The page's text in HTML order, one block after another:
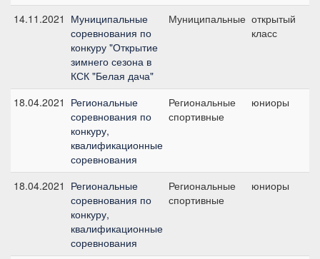
14.11.2021 Муниципальные
соревнования по
конкуру "Открытие
зимнего сезона в
КСК "Белая дача"
Муниципальные открытый
класс
18.04.2021 Региональные
соревнования по
конкуру,
квалификационные
соревнования
Региональные
спортивные
юниоры
18.04.2021 Региональные
соревнования по
конкуру,
квалификационные
соревнования
Региональные
спортивные
юниоры